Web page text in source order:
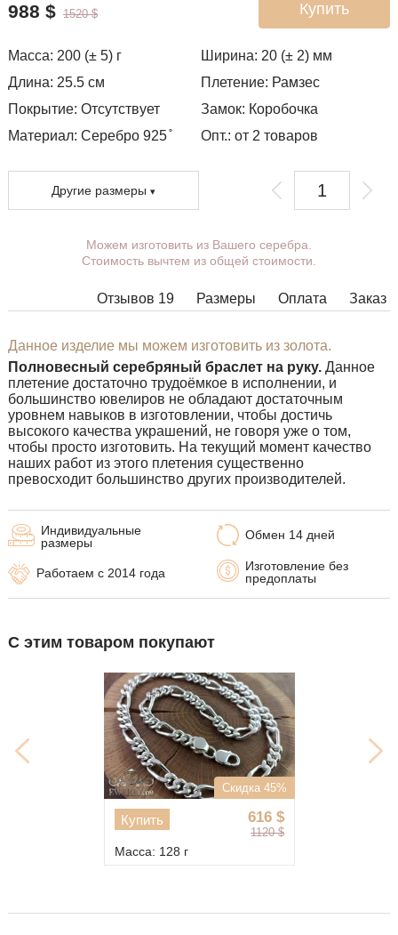
Купить
988 $ 1520 $
Масса: 200 (± 5) г Ширина: 20 (± 2) мм
Длина: 25.5 см Плетение: Рамзес
Покрытие: Отсутствует Замок: Коробочка
Материал: Серебро 925 ̊
Опт.: от 2 товаров
Другие размеры
Вы можете выбрать покрытие,
массу, длину, ширину, замок.
комбинациями ширины, длины и
менеджеры свяжутся с Вами.
Можем изготовить из Вашего серебра.
Стоимость вычтем из общей стоимости.
Отзывов 19 Заказ
Оплата
Размеры
Данное изделие мы можем изготовить из золота.
Полновесный серебряный браслет на руку. Данное
плетение достаточно трудоёмкое в исполнении, и
большинство ювелиров не обладают достаточным
уровнем навыков в изготовлении, чтобы достичь
высокого качества украшений, не говоря уже о том,
чтобы просто изготовить. На текущий момент качество
наших работ из этого плетения существенно
превосходит большинство других производителей.
Обмен 14 дней
Изготовление без
предоплаты
Индивидуальные
размеры
Работаем с 2014 года
С этим товаром покупают
Скидка 45%
616 $
1120 $
Купить
Масса: 128 г